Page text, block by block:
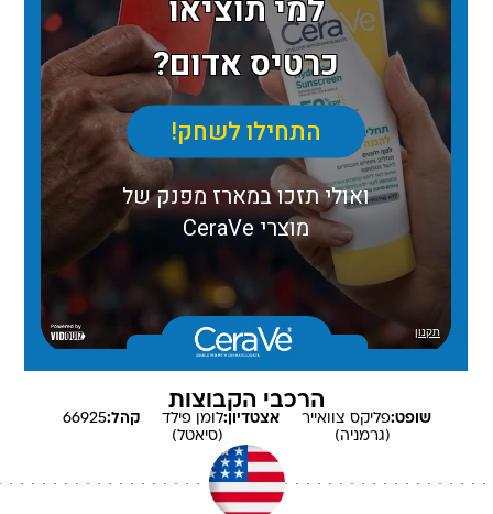
הרכבי הקבוצות
שופט:פליקס צוואייר
(גרמניה)
אצטדיון:לומן פילד
(סיאטל)
קהל:66925